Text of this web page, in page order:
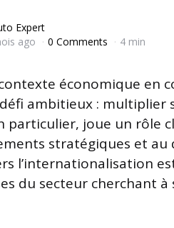
Expert
ago
0 Comments 4 min
économique en
ambitieux : multiplier
particulier, joue un rôle
stratégiques et
l’internationalisation
du secteur cherchant à